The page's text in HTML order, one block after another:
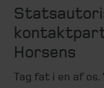
Horsens
Tag fat i en af